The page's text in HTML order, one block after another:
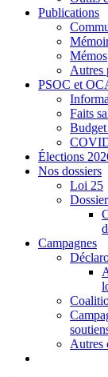
Publications
Mémos
Autres
PSOC et
Faits
Élections
Nos dossiers
Loi 25
Campagnes
Autres